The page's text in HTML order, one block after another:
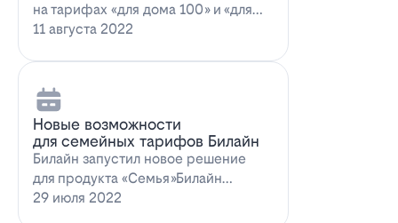
на тарифах «для дома 100» и «для
дома 100 с…
11 августа 2022
Новые возможности
для семейных тарифов Билайн
Билайн запустил новое решение
для продукта «Семья»Билайн
объявил о запуске новых возможн…
29 июля 2022